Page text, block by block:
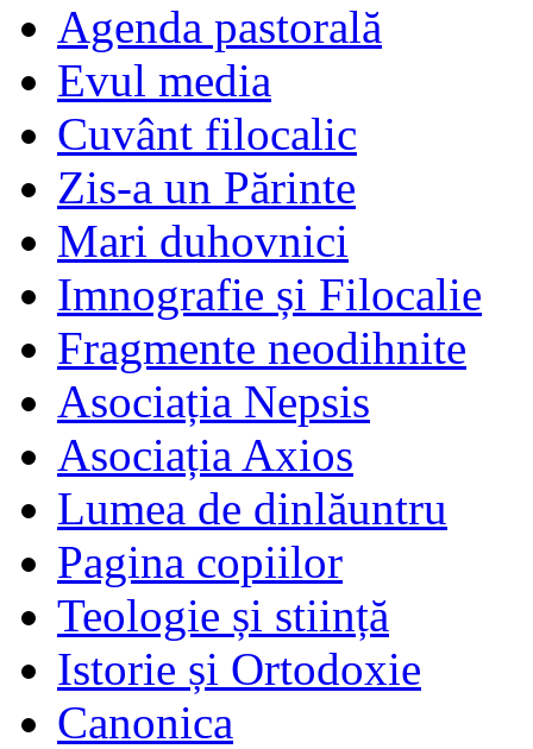
Agenda pastorală
Evul media
Cuvânt filocalic
Zis-a un Părinte
Mari duhovnici
Imnografie și Filocalie
Fragmente neodihnite
Asociația Nepsis
Asociația Axios
Lumea de dinlăuntru
Pagina copiilor
Teologie și stiință
Istorie și Ortodoxie
Canonica